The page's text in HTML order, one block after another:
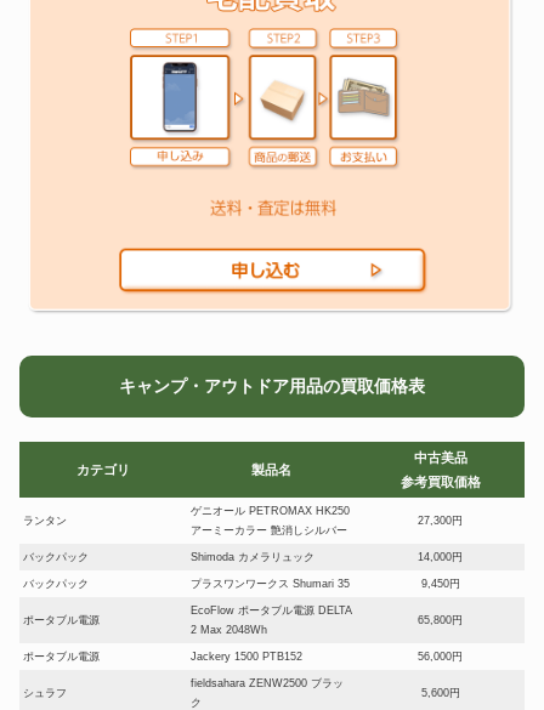
キャンプ・アウトドア用品の買取価格表
カテゴリ 製品名
中古美品
参考買取価格
ランタン
ゲニオール PETROMAX HK250
アーミーカラー 艶消しシルバー
27,300円
バックパック Shimoda カメラリュック 14,000円
バックパック プラスワンワークス Shumari 35 9,450円
ポータブル電源
EcoFlow ポータブル電源 DELTA
2 Max 2048Wh
65,800円
ポータブル電源 Jackery 1500 PTB152 56,000円
シュラフ
fieldsahara ZENW2500 ブラッ
ク
5,600円